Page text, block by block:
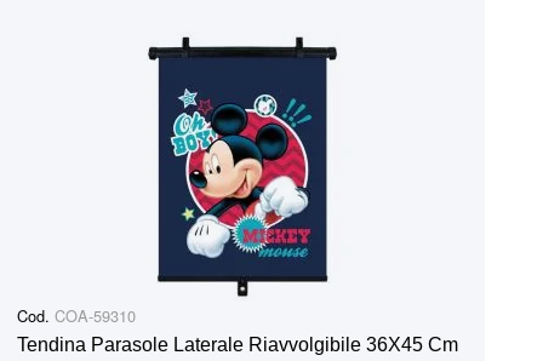
Cod. COA-59310
Tendina Parasole Laterale Riavvolgibile 36X45 Cm